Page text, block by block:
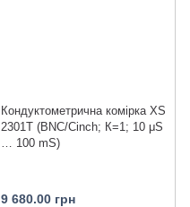
Кондуктометрична комірка XS
2301T (BNC/Cinch; К=1; 10 μS
… 100 mS)
9 680.00 грн